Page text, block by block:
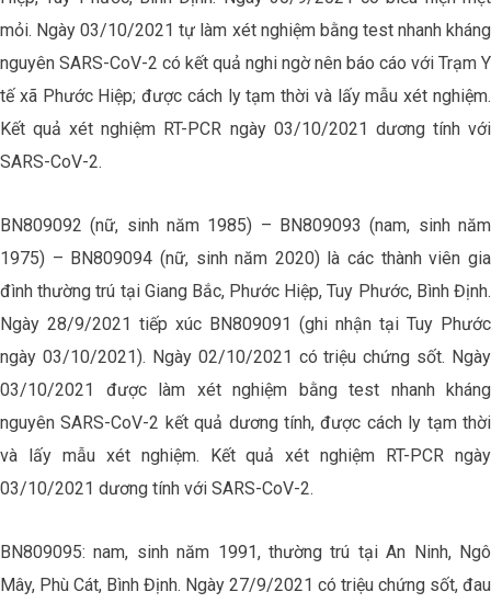
mỏi. Ngày 03/10/2021 tự làm xét nghiệm bằng test nhanh kháng
nguyên SARS-CoV-2 có kết quả nghi ngờ nên báo cáo với Trạm Y
tế xã Phước Hiệp; được cách ly tạm thời và lấy mẫu xét nghiệm.
Kết quả xét nghiệm RT-PCR ngày 03/10/2021 dương tính với
SARS-CoV-2.
BN809092 (nữ, sinh năm 1985) – BN809093 (nam, sinh năm
1975) – BN809094 (nữ, sinh năm 2020) là các thành viên gia
đình thường trú tại Giang Bắc, Phước Hiệp, Tuy Phước, Bình Định.
Ngày 28/9/2021 tiếp xúc BN809091 (ghi nhận tại Tuy Phước
ngày 03/10/2021). Ngày 02/10/2021 có triệu chứng sốt. Ngày
03/10/2021 được làm xét nghiệm bằng test nhanh kháng
nguyên SARS-CoV-2 kết quả dương tính, được cách ly tạm thời
và lấy mẫu xét nghiệm. Kết quả xét nghiệm RT-PCR ngày
03/10/2021 dương tính với SARS-CoV-2.
BN809095: nam, sinh năm 1991, thường trú tại An Ninh, Ngô
Mây, Phù Cát, Bình Định. Ngày 27/9/2021 có triệu chứng sốt, đau